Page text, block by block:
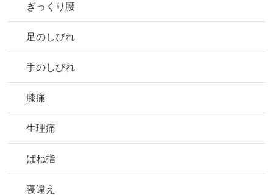
ぎっくり腰
足のしびれ
手のしびれ
膝痛
生理痛
ばね指
寝違え